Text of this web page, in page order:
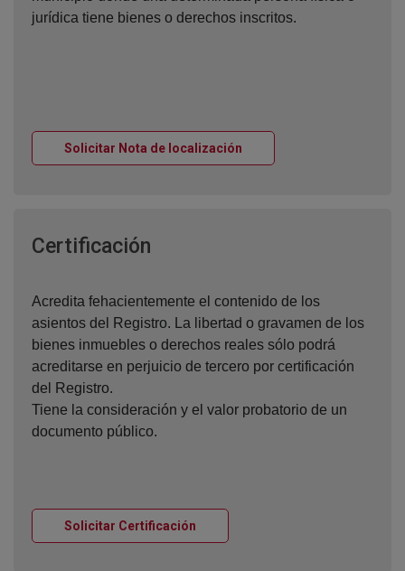
jurídica tiene bienes o derechos inscritos.
Solicitar Nota de localización
Certificación
Acredita fehacientemente el contenido de los
asientos del Registro. La libertad o gravamen de los
bienes inmuebles o derechos reales sólo podrá
acreditarse en perjuicio de tercero por certificación
del Registro.
Tiene la consideración y el valor probatorio de un
documento público.
Solicitar Certificación